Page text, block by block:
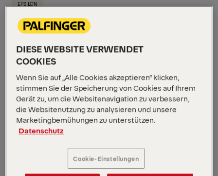
EPSILON
Wichtige Spezifikationen
Max. Reichweite
Max. Hubmoment
Eigengewicht
Dieser Typ-Z-Holzladekran aus unserer Epsolution
Reihe hat eine Hubkraft von 11 metrischen Tonnen
und ist in drei Auslegerlängen erhältlich: 7,9 m, 8,2 m
und 9,6 m. Der M110Z ist mit den EPSILON Systemen
Epscope und Epslink ausgestattet und bietet
Bedienern die Wahl zwischen fünf verschiedenen
Steuerungsmethoden.
*Je nach gewählter Variante und Ausrüstung.
DIESE WEBSITE VERWENDET
COOKIES
Wenn Sie auf „Alle Cookies akzeptieren“ klicken,
stimmen Sie der Speicherung von Cookies auf Ihrem
Gerät zu, um die Websitenavigation zu verbessern,
die Websitenutzung zu analysieren und unsere
Marketingbemühungen zu unterstützen.
Datenschutz
Cookie-Einstellungen